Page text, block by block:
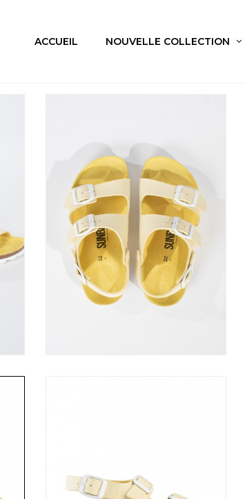
ACCUEIL NOUVELLE COLLECTION